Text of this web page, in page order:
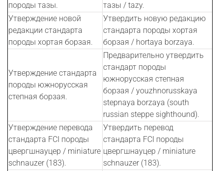
породы тазы.
тазы / tazy.
Утверждение новой
редакции стандарта
породы хортая борзая.
Утвердить новую редакцию
стандарта породы хортая
борзая / hortaya borzaya.
Утверждение стандарта
породы южнорусская
степная борзая.
Предварительно утвердить
стандарт породы
южнорусская степная
борзая / youzhnorusskaya
stepnaya borzaya (south
russian steppе sighthound).
Утверждение перевода
стандарта FCI породы
цвергшнауцер / miniature
schnauzer (183).
Утвердить перевод
стандарта FCI породы
цвергшнауцер / miniature
schnauzer (183).